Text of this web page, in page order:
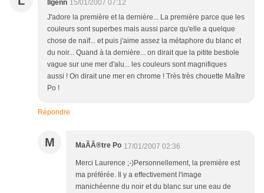
llgenn 15/01/2007 07:12
J'adore la première et la dernière... La première parce que les
couleurs sont superbes mais aussi parce qu'elle a quelque
chose de naïf... et puis j'aime assez la métaphore du blanc et
du noir... Quand à la dernière... on dirait que la pitite bestiole
vague sur une mer d'alu... les couleurs sont magnifiques
aussi ! On dirait une mer en chrome ! Très très chouette Maître
Po !
Répondre
M MaÃÂ®tre Po 17/01/2007 02:36
Merci Laurence ;-)Personnellement, la première est
ma préférée. Il y a effectivement l'image
manichéenne du noir et du blanc sur une eau de